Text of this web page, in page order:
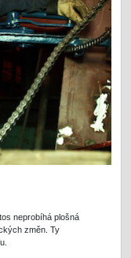
neprobíhá plošná
změn. Ty